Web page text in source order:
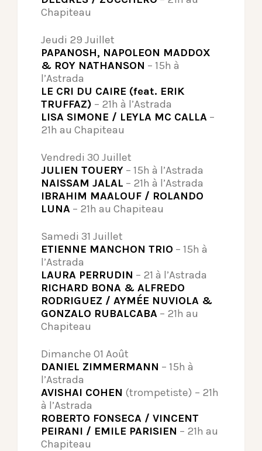
Chapiteau
Jeudi 29 Juillet
PAPANOSH, NAPOLEON MADDOX
& ROY NATHANSON – 15h à
l’Astrada
LE CRI DU CAIRE (feat. ERIK
TRUFFAZ) – 21h à l’Astrada
LISA SIMONE / LEYLA MC CALLA –
21h au Chapiteau
Vendredi 30 Juillet
JULIEN TOUERY – 15h à l’Astrada
NAISSAM JALAL – 21h à l’Astrada
IBRAHIM MAALOUF / ROLANDO
LUNA – 21h au Chapiteau
Samedi 31 Juillet
ETIENNE MANCHON TRIO – 15h à
l’Astrada
LAURA PERRUDIN – 21 à l’Astrada
RICHARD BONA & ALFREDO
RODRIGUEZ / AYMÉE NUVIOLA &
GONZALO RUBALCABA – 21h au
Chapiteau
Dimanche 01 Août
DANIEL ZIMMERMANN – 15h à
l’Astrada
AVISHAI COHEN (trompetiste) – 21h
à l’Astrada
ROBERTO FONSECA / VINCENT
PEIRANI / EMILE PARISIEN – 21h au
Chapiteau